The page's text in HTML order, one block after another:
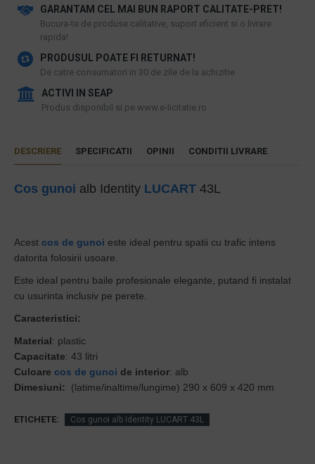
GARANTAM CEL MAI BUN RAPORT CALITATE-PRET!
​Bucura-te de produse calitative, suport eficient si o livrare
rapida!
PRODUSUL POATE FI RETURNAT!
De catre consumatori in 30 de zile de la achizitie
ACTIVI IN SEAP
Produs disponibil si pe www.e-licitatie.ro
DESCRIERE SPECIFICATII OPINII CONDITII LIVRARE
Cos gunoi alb Identity LUCART 43L
Acest cos de gunoi este ideal pentru spatii cu trafic intens
datorita folosirii usoare.
Este ideal pentru baile profesionale elegante, putand fi instalat
cu usurinta inclusiv pe perete.
Caracteristici:
Material: plastic
Capacitate: 43 litri
Culoare cos de gunoi de interior: alb
Dimesiuni:
(latime/inaltime/lungime) 290 x 609 x 420 mm
ETICHETE: Cos gunoi alb Identity LUCART 43L